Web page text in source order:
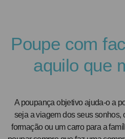
Governance
Financial
Open
Poupe com
aquilo que
A poupança objetivo ajuda-o a
seja a viagem dos seus sonhos,
formação ou um carro para a